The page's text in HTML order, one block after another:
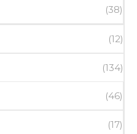
(38)
(12)
(134)
(46)
(17)